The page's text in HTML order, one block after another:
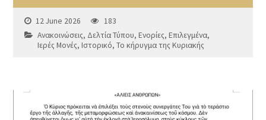
12 June 2026
183
Ανακοινώσεις, Δελτία Τύπου,Ενορίες,Επιλεγμένα,
Ιερές Μονές,Ιστορικό,Το κήρυγμα της Κυριακής